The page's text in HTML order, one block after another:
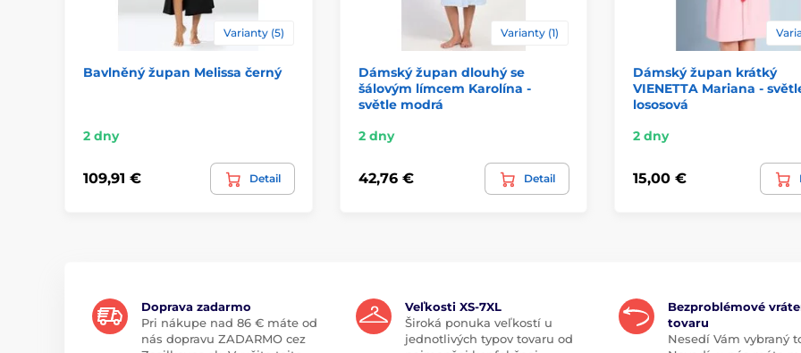
Varianty (5)
Bavlněný župan Melissa černý
2 dny
109,91 € Detail
Varianty (1)
Dámský župan dlouhý se
šálovým límcem Karolína -
světle modrá
2 dny
42,76 € Detail
Dámský župan krátký
VIENETTA Mariana -
lososová
2 dny
15,00 €
Doprava zadarmo
Pri nákupe nad 86 € máte od
nás dopravu ZADARMO cez
Veľkosti XS-7XL
Široká ponuka veľkostí u
jednotlivých typov tovaru od
Bezproblémové
tovaru
Nesedí Vám vybraný